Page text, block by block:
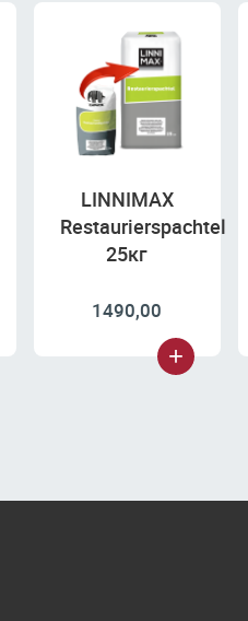
LINNIMAX
Restaurierspachtel
25кг
1490,00